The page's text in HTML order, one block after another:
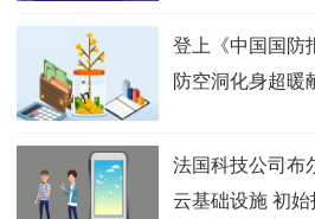
登上《中国国防
防空洞化身超暖
法国科技公司布
云基础设施 初